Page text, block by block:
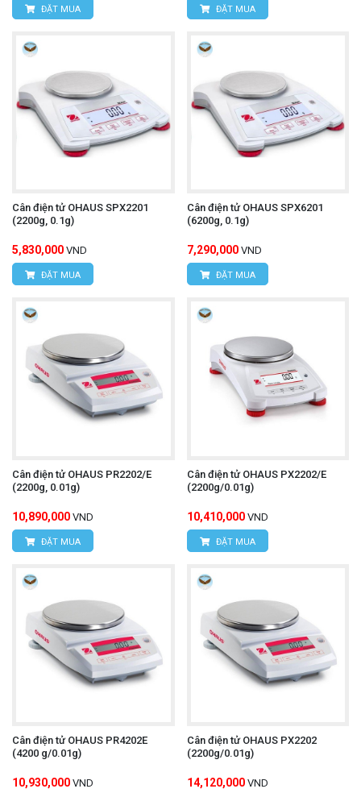
ĐẶT MUA ĐẶT MUA
Cân điện tử OHAUS SPX2201
(2200g, 0.1g)
5,830,000 VND
ĐẶT MUA
Cân điện tử OHAUS SPX6201
(6200g, 0.1g)
7,290,000 VND
ĐẶT MUA
Cân điện tử OHAUS PR2202/E
(2200g, 0.01g)
10,890,000 VND
ĐẶT MUA
Cân điện tử OHAUS PX2202/E
(2200g/0.01g)
10,410,000 VND
ĐẶT MUA
Cân điện tử OHAUS PR4202E
(4200 g/0.01g)
10,930,000 VND
Cân điện tử OHAUS PX2202
(2200g/0.01g)
14,120,000 VND